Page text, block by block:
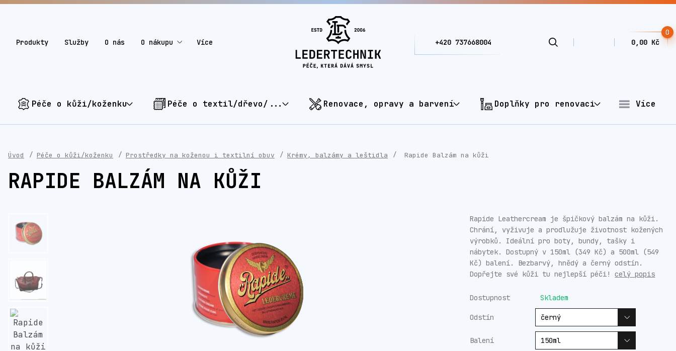
Produkty Služby O nás O nákupu Více
0
0,00 Kč
+420 737668004
Péče o kůži/koženku Péče o textil/dřevo/... Renovace, opravy a barvení Doplňky pro renovaci Více
Úvod Péče o kůži/koženku Prostředky na koženou i textilní obuv Krémy, balzámy a leštidla Rapide Balzám na kůži
RAPIDE BALZÁM NA KŮŽI
Rapide Leathercream je špičkový balzám na kůži.
Chrání, vyživuje a prodlužuje životnost kožených
výrobků. Ideální pro boty, bundy, tašky i
nábytek. Dostupný v 150ml (349 Kč) a 500ml (549
Kč) balení. Bezbarvý, hnědý a černý odstín.
Dopřejte své kůži tu nejlepší péči!celý popis
Dostupnost Skladem
Odstín
Balení